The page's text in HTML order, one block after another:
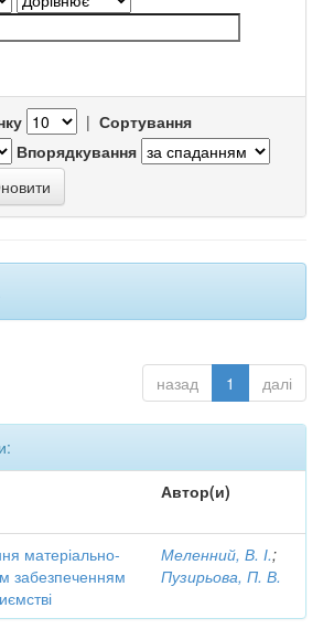
| Сортування
Впорядкування
назад 1 далі
Автор(и)
матеріально-
забезпеченням
Меленний, В. І.;
Пузирьова, П. В.